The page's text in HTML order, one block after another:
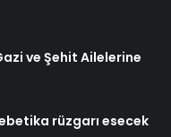
ve Şehit Ailelerine
rüzgarı esecek